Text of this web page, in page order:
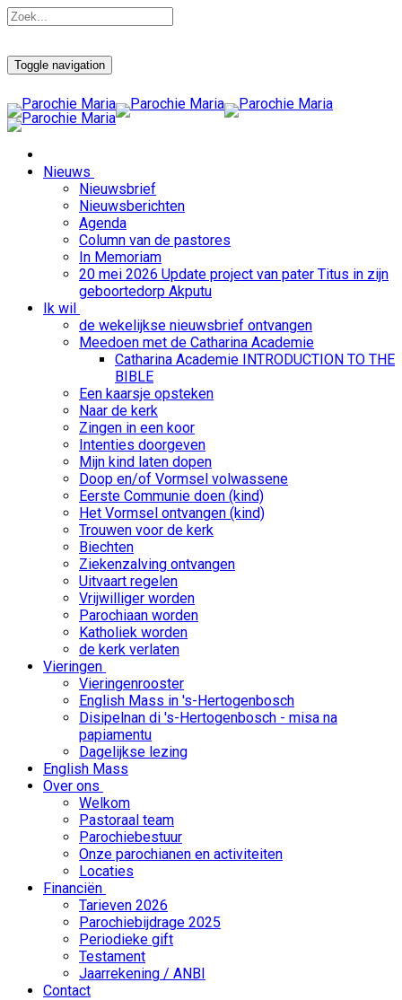
Toggle navigation
Nieuws
Nieuwsbrief
Nieuwsberichten
Agenda
Column van de pastores
In Memoriam
20 mei 2026 Update project van pater Titus in zijn
geboortedorp Akputu
Ik wil
de wekelijkse nieuwsbrief ontvangen
Meedoen met de Catharina Academie
Catharina Academie INTRODUCTION TO THE
BIBLE
Een kaarsje opsteken
Naar de kerk
Zingen in een koor
Intenties doorgeven
Mijn kind laten dopen
Doop en/of Vormsel volwassene
Eerste Communie doen (kind)
Het Vormsel ontvangen (kind)
Trouwen voor de kerk
Biechten
Ziekenzalving ontvangen
Uitvaart regelen
Vrijwilliger worden
Parochiaan worden
Katholiek worden
de kerk verlaten
Vieringen
Vieringenrooster
English Mass in 's-Hertogenbosch
Disipelnan di 's-Hertogenbosch - misa na
papiamentu
Dagelijkse lezing
English Mass
Over ons
Welkom
Pastoraal team
Parochiebestuur
Onze parochianen en activiteiten
Locaties
Financiën
Tarieven 2026
Parochiebijdrage 2025
Periodieke gift
Testament
Jaarrekening / ANBI
Contact